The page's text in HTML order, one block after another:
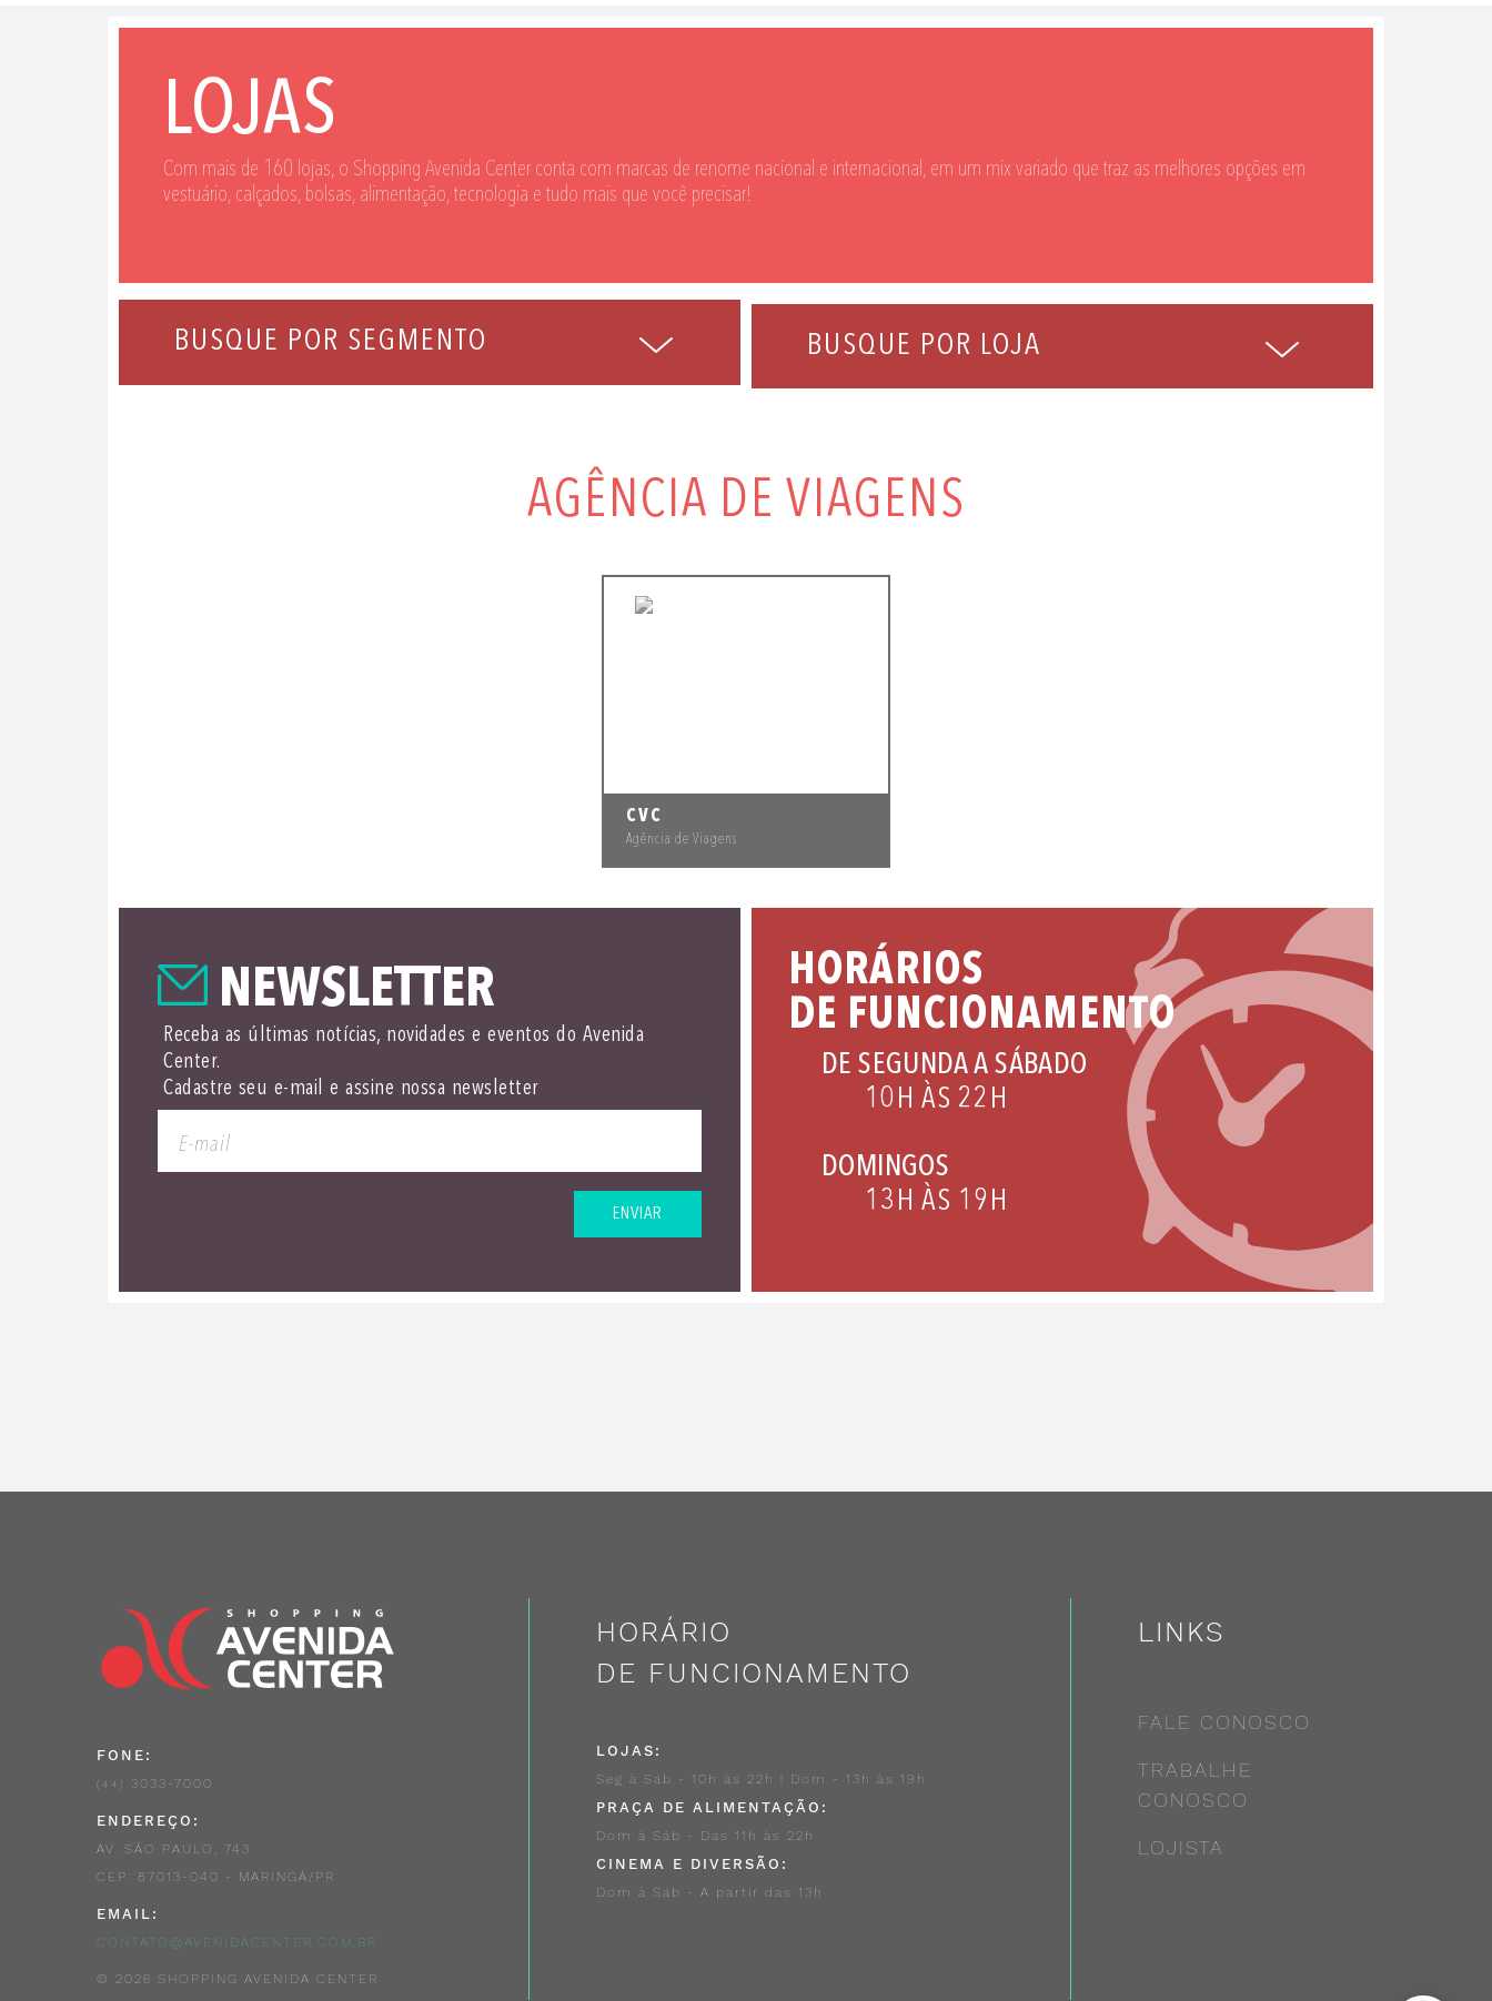
LOJAS
Com mais de 160 lojas, o Shopping Avenida Center conta com marcas de renome nacional e internacional, em um mix variado que traz as melhores opções em
vestuário, calçados, bolsas, alimentação, tecnologia e tudo mais que você precisar!
BUSQUE POR LOJA
AGÊNCIA DE VIAGENS
CVC
Agência de Viagens
NEWSLETTER
Receba as últimas notícias, novidades e eventos do Avenida
Center.
Cadastre seu e-mail e assine nossa newsletter
ENVIAR
HORÁRIOS
DE FUNCIONAMENTO
DE SEGUNDA A SÁBADO
10H ÀS 22H
DOMINGOS
13H ÀS 19H
FONE:
(44) 3033-7000
ENDEREÇO:
AV. SÃO PAULO, 743
CEP: 87013-040 - MARINGÁ/PR
EMAIL:
CONTATO@AVENIDACENTER.COM.BR
© 2026 SHOPPING AVENIDA CENTER
HORÁRIO
DE FUNCIONAMENTO
LOJAS:
Seg à Sáb - 10h às 22h | Dom - 13h às 19h
PRAÇA DE ALIMENTAÇÃO:
Dom à Sáb - Das 11h às 22h
CINEMA E DIVERSÃO:
Dom à Sáb - A partir das 13h
LINKS
FALE CONOSCO
TRABALHE
CONOSCO
LOJISTA